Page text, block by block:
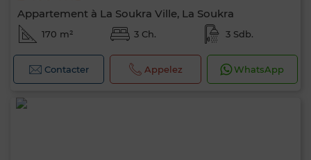
Appartement à La Soukra Ville, La Soukra
170 m² 3 Ch. 3 Sdb.
Contacter Appelez WhatsApp